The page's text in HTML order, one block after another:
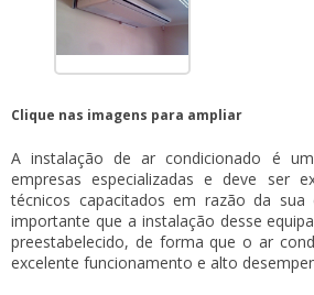
Clique nas imagens para ampliar
A instalação de ar condicionado é
empresas especializadas e deve ser
técnicos capacitados em razão da sua
importante que a instalação desse
preestabelecido, de forma que o ar
excelente funcionamento e alto